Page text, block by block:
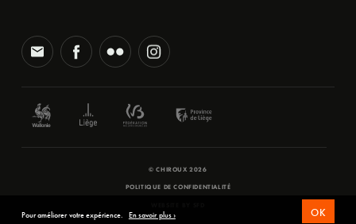
© CHIROUX 2026
POLITIQUE DE CONFIDENTIALITÉ
Pour améliorer votre expérience. En savoir plus › OK